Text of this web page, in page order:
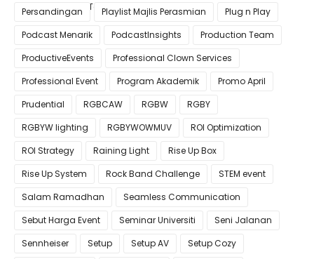
Pastikan Kualiti Terbaik untuk Gimik Anda!
Persandingan Playlist Majlis Perasmian
Plug n Play
Podcast Menarik
PodcastInsights
Production Team
ProductiveEvents
Professional Clown Services
Professional Event
Program Akademik
Promo April
Prudential
RGBCAW RGBW
RGBY
RGBYW lighting
RGBYWOWMUV
ROI Optimization
ROI Strategy
Raining Light
Rise Up Box
Rise Up System
Rock Band Challenge
STEM event
Salam Ramadhan
Seamless Communication
Sebut Harga Event
Seminar Universiti
Seni Jalanan
Sennheiser
Setup Setup AV
Setup Cozy